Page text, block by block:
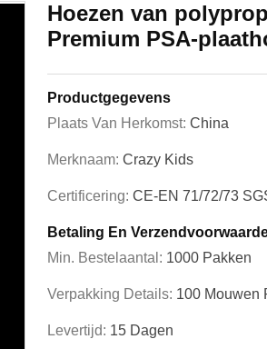
Hoezen van
Premium PSA-
Productgegevens
Plaats Van Herkomst: China
Merknaam: Crazy Kids
Certificering: CE-EN 71/72/73
Betaling En
Min. Bestelaantal: 1000 Pakken
Verpakking Details: 100 Mouwen
Levertijd: 15 Dagen